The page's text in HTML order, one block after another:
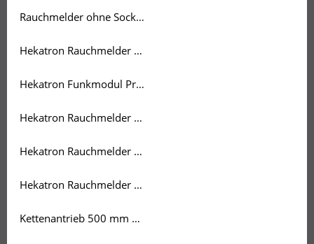
Rauchmelder ohne Sockel für RWA
Hekatron Rauchmelder Genius Plus X zur Erweiterung mit Funkmodul
Hekatron Funkmodul Pro X
Hekatron Rauchmelder Genius Plus
Hekatron Rauchmelder ORS 142
Hekatron Rauchmelder Set 3 x ORS 142
Kettenantrieb 500 mm mit Flügelbock